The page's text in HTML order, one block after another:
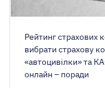
Рейтинг страхових
вибрати страхову
«автоцивілки» та
онлайн – поради